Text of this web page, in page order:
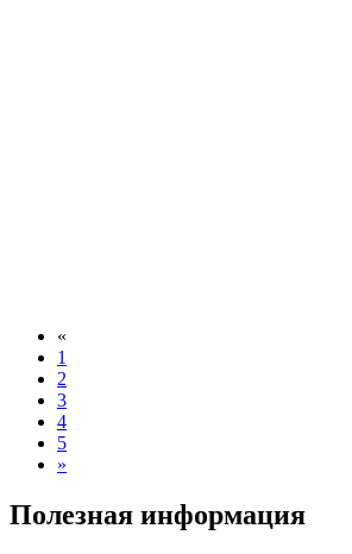
«
1
2
3
4
5
»
Полезная информация